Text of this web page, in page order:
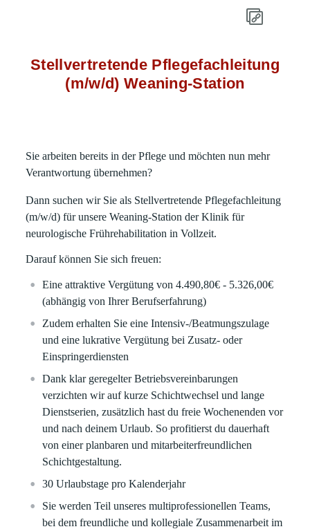
Stellvertretende Pflegefachleitung
(m/w/d) Weaning-Station
Sie arbeiten bereits in der Pflege und möchten nun mehr
Verantwortung übernehmen?
Dann suchen wir Sie als Stellvertretende Pflegefachleitung
(m/w/d) für unsere Weaning-Station der Klinik für
neurologische Frührehabilitation in Vollzeit.
Darauf können Sie sich freuen:
Eine attraktive Vergütung von 4.490,80€ - 5.326,00€
(abhängig von Ihrer Berufserfahrung)
Zudem erhalten Sie eine Intensiv-/Beatmungszulage
und eine lukrative Vergütung bei Zusatz- oder
Einspringerdiensten
Dank klar geregelter Betriebsvereinbarungen
verzichten wir auf kurze Schichtwechsel und lange
Dienstserien, zusätzlich hast du freie Wochenenden vor
und nach deinem Urlaub. So profitierst du dauerhaft
von einer planbaren und mitarbeiterfreundlichen
Schichtgestaltung.
30 Urlaubstage pro Kalenderjahr
Sie werden Teil unseres multiprofessionellen Teams,
bei dem freundliche und kollegiale Zusammenarbeit im